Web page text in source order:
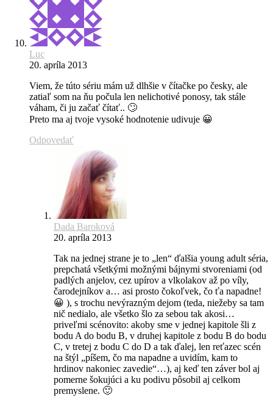
Luc
20. apríla 2013
Viem, že túto sériu mám už dlhšie v čítačke po česky, ale
zatiaľ som na ňu počula len nelichotivé ponosy, tak stále
váham, či ju začať čítať.. 🙄
Preto ma aj tvoje vysoké hodnotenie udivuje 😀
Odpovedať
Dada Baroková
20. apríla 2013
Tak na jednej strane je to „len“ ďalšia young adult séria,
prepchatá všetkými možnými bájnymi stvoreniami (od
padlých anjelov, cez upírov a vlkolakov až po víly,
čarodejníkov a… asi prosto čokoľvek, čo ťa napadne!
😀 ), s trochu nevýrazným dejom (teda, niežeby sa tam
nič nedialo, ale všetko šlo za sebou tak akosi…
priveľmi scénovito: akoby sme v jednej kapitole šli z
bodu A do bodu B, v druhej kapitole z bodu B do bodu
C, v tretej z bodu C do D a tak ďalej, len reťazec scén
na štýl „píšem, čo ma napadne a uvidím, kam to
hrdinov nakoniec zavedie“…), aj keď ten záver bol aj
pomerne šokujúci a ku podivu pôsobil aj celkom
premyslene. 🙂